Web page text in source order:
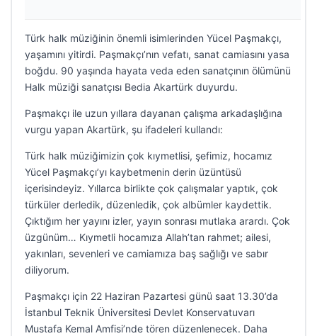
Türk halk müziğinin önemli isimlerinden Yücel Paşmakçı,
yaşamını yitirdi. Paşmakçı’nın vefatı, sanat camiasını yasa
boğdu. 90 yaşında hayata veda eden sanatçının ölümünü
Halk müziği sanatçısı Bedia Akartürk duyurdu.
Paşmakçı ile uzun yıllara dayanan çalışma arkadaşlığına
vurgu yapan Akartürk, şu ifadeleri kullandı:
Türk halk müziğimizin çok kıymetlisi, şefimiz, hocamız
Yücel Paşmakçı’yı kaybetmenin derin üzüntüsü
içerisindeyiz. Yıllarca birlikte çok çalışmalar yaptık, çok
türküler derledik, düzenledik, çok albümler kaydettik.
Çıktığım her yayını izler, yayın sonrası mutlaka arardı. Çok
üzgünüm… Kıymetli hocamıza Allah’tan rahmet; ailesi,
yakınları, sevenleri ve camiamıza baş sağlığı ve sabır
diliyorum.
Paşmakçı için 22 Haziran Pazartesi günü saat 13.30’da
İstanbul Teknik Üniversitesi Devlet Konservatuvarı
Mustafa Kemal Amfisi’nde tören düzenlenecek. Daha